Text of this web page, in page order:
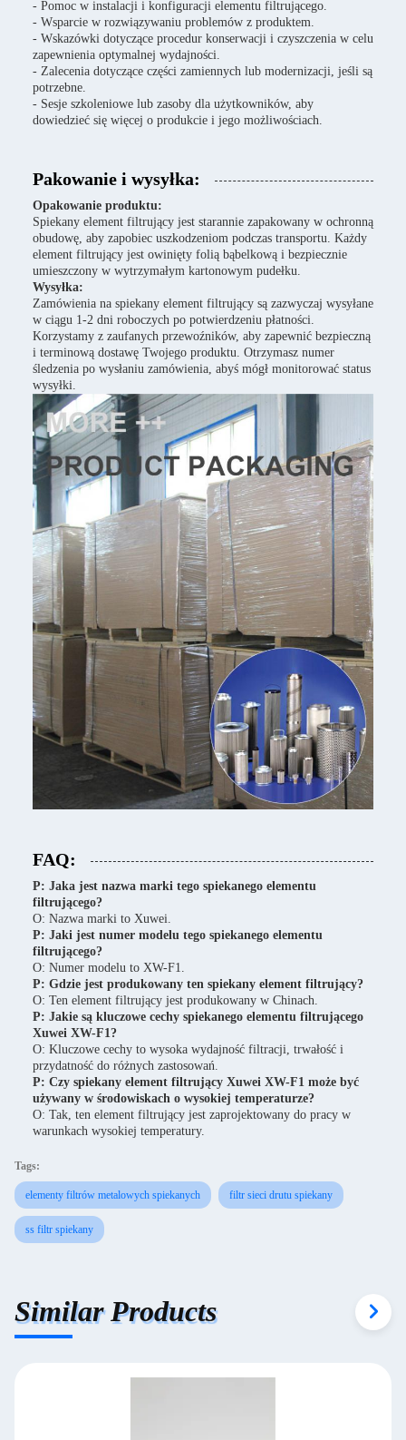
- Pomoc w instalacji i konfiguracji elementu filtrującego.
- Wsparcie w rozwiązywaniu problemów z produktem.
- Wskazówki dotyczące procedur konserwacji i czyszczenia w celu
zapewnienia optymalnej wydajności.
- Zalecenia dotyczące części zamiennych lub modernizacji, jeśli są
potrzebne.
- Sesje szkoleniowe lub zasoby dla użytkowników, aby
dowiedzieć się więcej o produkcie i jego możliwościach.
Pakowanie i wysyłka:
Opakowanie produktu:
Spiekany element filtrujący jest starannie zapakowany w ochronną
obudowę, aby zapobiec uszkodzeniom podczas transportu. Każdy
element filtrujący jest owinięty folią bąbelkową i bezpiecznie
umieszczony w wytrzymałym kartonowym pudełku.
Wysyłka:
Zamówienia na spiekany element filtrujący są zazwyczaj wysyłane
w ciągu 1-2 dni roboczych po potwierdzeniu płatności.
Korzystamy z zaufanych przewoźników, aby zapewnić bezpieczną
i terminową dostawę Twojego produktu. Otrzymasz numer
śledzenia po wysłaniu zamówienia, abyś mógł monitorować status
wysyłki.
FAQ:
P: Jaka jest nazwa marki tego spiekanego elementu
filtrującego?
O: Nazwa marki to Xuwei.
P: Jaki jest numer modelu tego spiekanego elementu
filtrującego?
O: Numer modelu to XW-F1.
P: Gdzie jest produkowany ten spiekany element filtrujący?
O: Ten element filtrujący jest produkowany w Chinach.
P: Jakie są kluczowe cechy spiekanego elementu filtrującego
Xuwei XW-F1?
O: Kluczowe cechy to wysoka wydajność filtracji, trwałość i
przydatność do różnych zastosowań.
P: Czy spiekany element filtrujący Xuwei XW-F1 może być
używany w środowiskach o wysokiej temperaturze?
O: Tak, ten element filtrujący jest zaprojektowany do pracy w
warunkach wysokiej temperatury.
Tags:
elementy filtrów metalowych spiekanych filtr sieci drutu spiekany
ss filtr spiekany
Similar Products